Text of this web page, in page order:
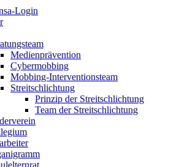
Login
Medienprävention
Cybermobbing
Mobbing-Interventionsteam
Streitschlichtung
Prinzip der Streitschlichtung
Team der Streitschlichtung